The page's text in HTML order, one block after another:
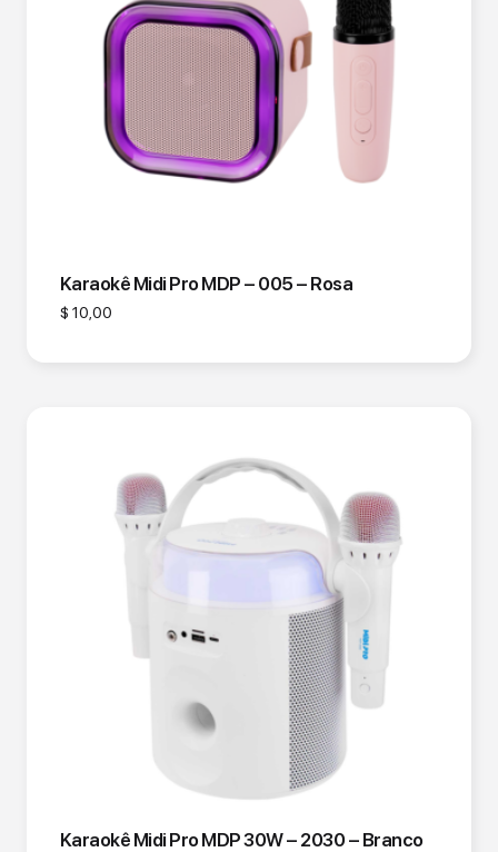
Karaokê Midi Pro MDP – 005 – Rosa
$ 10,00
Karaokê Midi Pro MDP 30W – 2030 – Branco